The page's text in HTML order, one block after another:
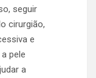
seguir
cirurgião,
e
pele
a